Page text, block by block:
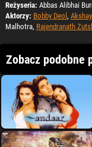
Reżyseria: Abbas Alibhai
Aktorzy: Bobby Deol ,
Malhotra, Rajendranath
Zobacz podobne